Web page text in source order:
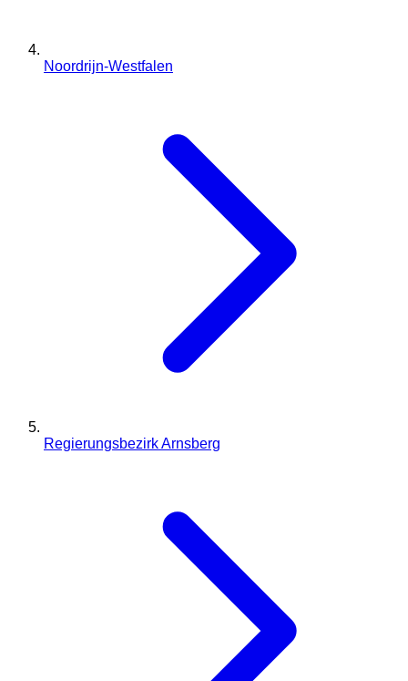
Noordrijn-Westfalen
Regierungsbezirk Arnsberg